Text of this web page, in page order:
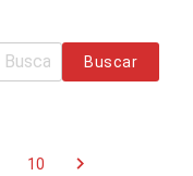
Buscar
10 chevron_right